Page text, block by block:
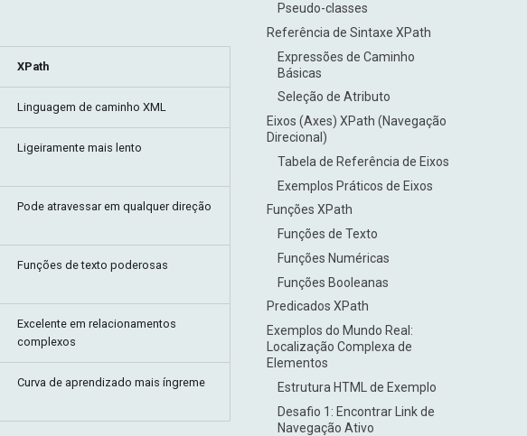
Pseudo-classes
Referência de Sintaxe XPath
Expressões de Caminho
Básicas
Seleção de Atributo
Eixos (Axes) XPath (Navegação
Direcional)
Tabela de Referência de Eixos
Exemplos Práticos de Eixos
Funções XPath
Funções de Texto
Funções Numéricas
Funções Booleanas
Predicados XPath
Exemplos do Mundo Real:
Localização Complexa de
Elementos
Estrutura HTML de Exemplo
Desafio 1: Encontrar Link de
Navegação Ativo
XPath
Linguagem de caminho XML
Ligeiramente mais lento
Pode atravessar em qualquer direção
Funções de texto poderosas
Excelente em relacionamentos
complexos
Curva de aprendizado mais íngreme